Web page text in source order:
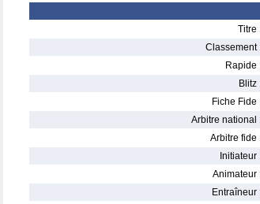
Titre
Classement
Rapide
Blitz
Fiche Fide
Arbitre national
Arbitre fide
Initiateur
Animateur
Entraîneur